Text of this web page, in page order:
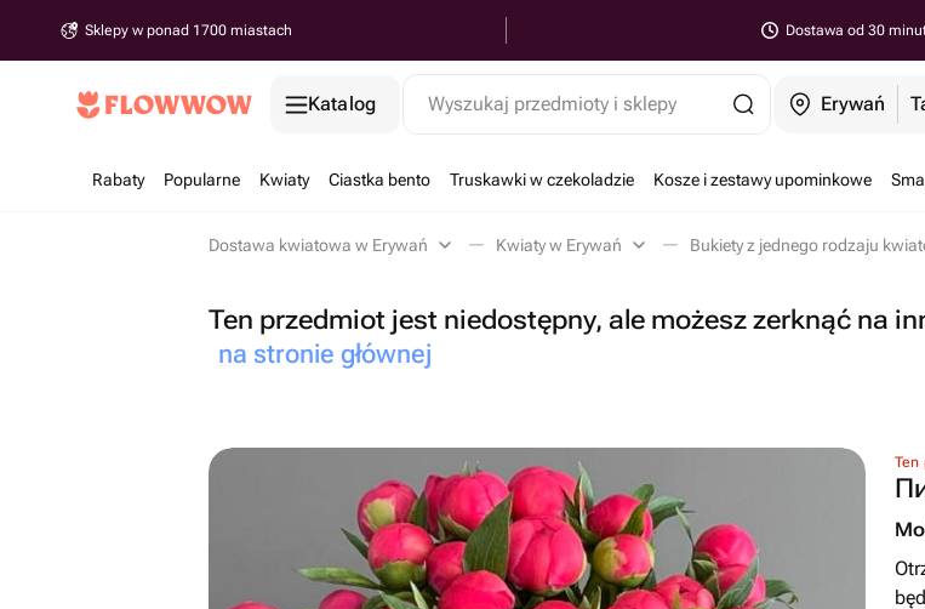
Sklepy w ponad 1700 miastach Dostawa od 30
Katalog Wyszukaj przedmioty i sklepy Erywań
Rabaty Popularne Kwiaty Ciastka bento Truskawki w czekoladzie Kosze i zestawy upominkowe
Dostawa kwiatowa w Erywań Kwiaty w Erywań Bukiety z jednego rodzaju
Ten przedmiot jest niedostępny, ale możesz zerknąć na
na stronie głównej
Ten